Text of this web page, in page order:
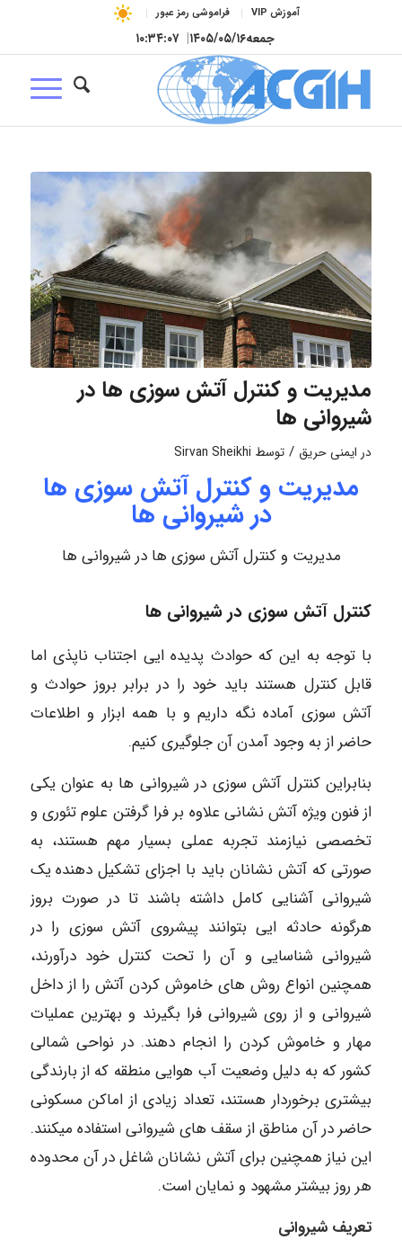
آموزش VIP فراموشی رمز عبور
جمعه۱۴۰۵/۰۵/۱۶| ۱۰:۳۴:۰۸
مدیریت و کنترل آتش سوزی ها در
شیروانی ها
در ایمنی حریق / توسط Sirvan Sheikhi
مدیریت و کنترل آتش سوزی ها
در شیروانی ها
مدیریت و کنترل آتش سوزی ها در شیروانی ها
کنترل آتش سوزی در شیروانی ها
با توجه به این که حوادث پدیده ایی اجتناب ناپذی اما
قابل کنترل هستند باید خود را در برابر بروز حوادث و
آتش سوزی آماده نگه داریم و با همه ابزار و اطلاعات
حاضر از به وجود آمدن آن جلوگیری کنیم.
بنابراین کنترل آتش سوزی در شیروانی ها به عنوان یکی
از فنون ویژه آتش نشانی علاوه بر فرا گرفتن علوم تئوری و
تخصصی نیازمند تجربه عملی بسیار مهم هستند، به
صورتی که آتش نشانان باید با اجزای تشکیل دهنده یک
شیروانی آشنایی کامل داشته باشند تا در صورت بروز
هرگونه حادثه ایی بتوانند پیشروی آتش سوزی را در
شیروانی شناسایی و آن را تحت کنترل خود درآورند،
همچنین انواع روش های خاموش کردن آتش را از داخل
شیروانی و از روی شیروانی فرا بگیرند و بهترین عملیات
مهار و خاموش کردن را انجام دهند. در نواحی شمالی
کشور که به دلیل وضعیت آب هوایی منطقه که از بارندگی
بیشتری برخوردار هستند، تعداد زیادی از اماکن مسکونی
حاضر در آن مناطق از سقف های شیروانی استفاده میکنند.
این نیاز همچنین برای آتش نشانان شاغل در آن محدوده
هر روز بیشتر مشهود و نمایان است.
تعریف شیروانی